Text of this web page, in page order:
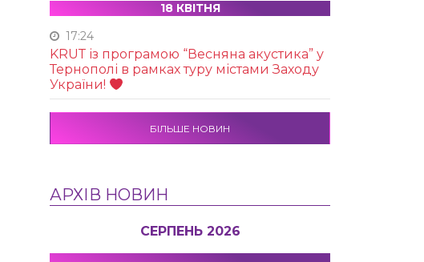
18 КВІТНЯ
17:24
KRUТ із програмою “Весняна акустика” у
Тернополі в рамках туру містами Заходу
України!
БІЛЬШЕ НОВИН
АРХІВ НОВИН
СЕРПЕНЬ 2026